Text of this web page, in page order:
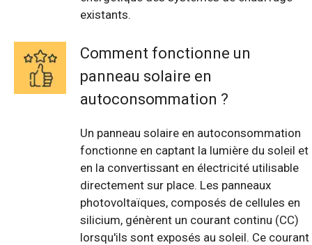
existants.
Comment fonctionne un
panneau solaire en
autoconsommation ?
Un panneau solaire en autoconsommation
fonctionne en captant la lumière du soleil et
en la convertissant en électricité utilisable
directement sur place. Les panneaux
photovoltaïques, composés de cellules en
silicium, génèrent un courant continu (CC)
lorsqu'ils sont exposés au soleil. Ce courant